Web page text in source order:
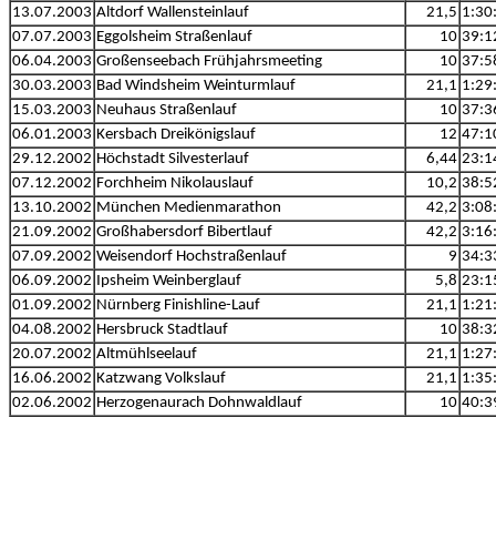
13.07.2003 Altdorf Wallensteinlauf 21,5
07.07.2003 Eggolsheim Straßenlauf 10
06.04.2003 Großenseebach Frühjahrsmeeting 10
30.03.2003 Bad Windsheim Weinturmlauf 21,1
15.03.2003 Neuhaus Straßenlauf 10
06.01.2003 Kersbach Dreikönigslauf 12
29.12.2002 Höchstadt Silvesterlauf 6,44
07.12.2002 Forchheim Nikolauslauf 10,2
13.10.2002 München Medienmarathon 42,2
21.09.2002 Großhabersdorf Bibertlauf 42,2
07.09.2002 Weisendorf Hochstraßenlauf 9
06.09.2002 Ipsheim Weinberglauf 5,8
01.09.2002 Nürnberg Finishline-Lauf 21,1
04.08.2002 Hersbruck Stadtlauf 10
20.07.2002 Altmühlseelauf 21,1
16.06.2002 Katzwang Volkslauf 21,1
02.06.2002 Herzogenaurach Dohnwaldlauf 10